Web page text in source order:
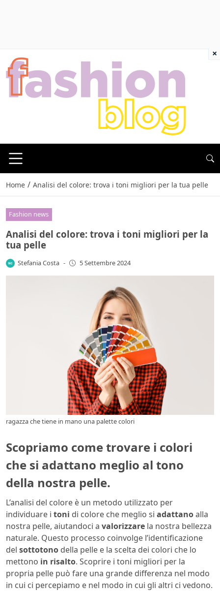
Home / Analisi del colore: trova i toni migliori per la tua pelle
Fashion news
Analisi del colore: trova i toni migliori per la
tua pelle
Stefania Costa - 5 Settembre 2024
ragazza che tiene in mano una palette colori
Scopriamo come trovare i colori
che si adattano meglio al tono
della nostra pelle.
L’analisi del colore è un metodo utilizzato per
individuare i toni di colore che meglio si adattanoalla
nostra pelle, aiutandoci a valorizzare la nostra bellezza
naturale. Questo processo coinvolge l’identificazione
del sottotono della pelle e la scelta dei colori che lo
mettono in risalto. Scoprire i toni migliori per la
propria pelle può fare una grande differenza nel modo
in cui ci percepiamo e nel modo in cui gli altri ci vedono.
×